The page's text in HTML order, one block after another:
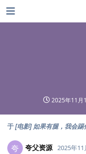
2025年11月
于[电影] 如果有腿，我会踢
夸 夸父资源 2025年11